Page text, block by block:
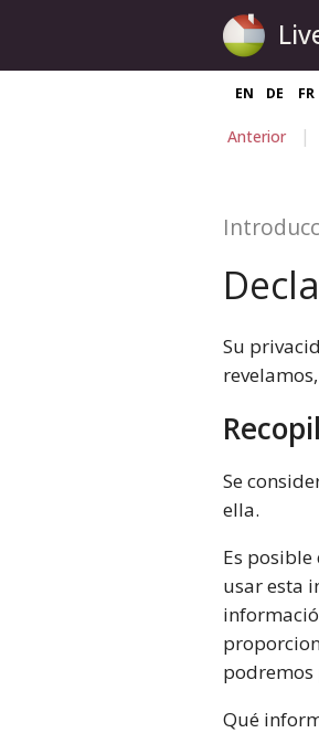
EN DE FR
Anterior |
Su
Se
ella.
Es
usar esta
podremos
Qué